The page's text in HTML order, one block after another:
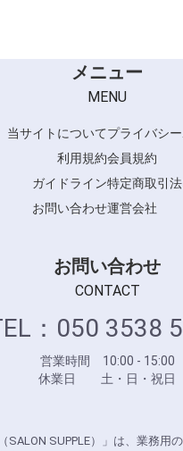
メニュー
MENU
当サイトについてプライバシ
利用規約会員規約
ガイドライン特定商取引
お問い合わせ運営会社
お問い合わせ
CONTACT
：050 3538
営業時間 10:00 - 15:00
休業日 土・日・祝日
SALON SUPPLE）」は、業務用